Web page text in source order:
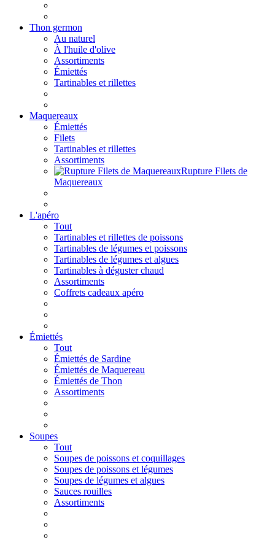
Thon germon
Au naturel
À l'huile d'olive
Assortiments
Émiettés
Tartinables et rillettes
Maquereaux
Émiettés
Filets
Tartinables et rillettes
Assortiments
Rupture Filets de
Maquereaux
L'apéro
Tout
Tartinables et rillettes de poissons
Tartinables de légumes et poissons
Tartinables de légumes et algues
Tartinables à déguster chaud
Assortiments
Coffrets cadeaux apéro
Émiettés
Tout
Émiettés de Sardine
Émiettés de Maquereau
Émiettés de Thon
Assortiments
Soupes
Tout
Soupes de poissons et coquillages
Soupes de poissons et légumes
Soupes de légumes et algues
Sauces rouilles
Assortiments